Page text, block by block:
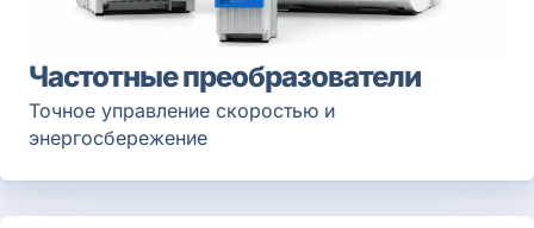
Частотные преобразователи
Точное управление скоростью и
энергосбережение